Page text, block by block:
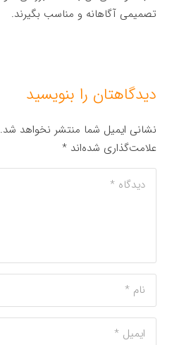
تصمیمی آگاهانه و مناسب بگیرند.
دیدگاهتان را بنویسید
نشانی ایمیل شما منتشر نخواهد شد.
علامت‌گذاری شده‌اند*